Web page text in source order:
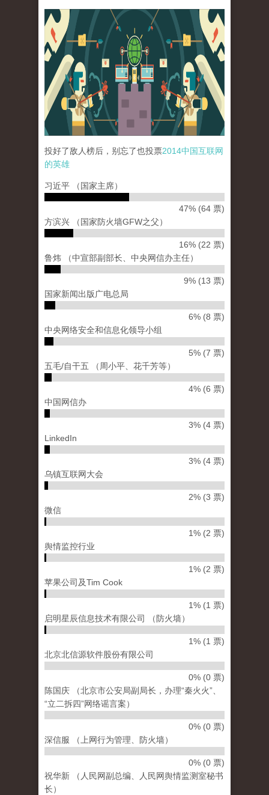
paopao_internet_72dpi_22dec2014-02.png
投好了敌人榜后，别忘了也投票2014中国互联网
的英雄
习近平 （国家主席）
47% (64 票)
方滨兴 （国家防火墙GFW之父）
16% (22 票)
鲁炜 （中宣部副部长、中央网信办主任）
9% (13 票)
国家新闻出版广电总局
6% (8 票)
中央网络安全和信息化领导小组
5% (7 票)
五毛/自干五 （周小平、花千芳等）
4% (6 票)
中国网信办
3% (4 票)
LinkedIn
3% (4 票)
乌镇互联网大会
2% (3 票)
微信
1% (2 票)
舆情监控行业
1% (2 票)
苹果公司及Tim Cook
1% (1 票)
启明星辰信息技术有限公司 （防火墙）
1% (1 票)
北京北信源软件股份有限公司
0% (0 票)
陈国庆 （北京市公安局副局长，办理“秦火火”、
“立二拆四”网络谣言案）
0% (0 票)
深信服 （上网行为管理、防火墙）
0% (0 票)
祝华新 （人民网副总编、人民网舆情监测室秘书
长）